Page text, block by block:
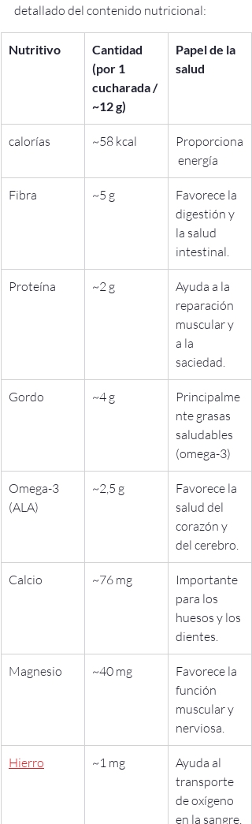
detallado del contenido nutricional:
Nutritivo
Cantidad
(por 1
cucharada /
~12 g)
Papel de la
salud
calorías ~58 kcal
Proporciona
energía
Fibra ~5 g
Favorece la
digestión y
la salud
intestinal.
Proteína ~2 g
Ayuda a la
reparación
muscular y
a la
saciedad.
Gordo ~4 g
Principalme
nte grasas
saludables
(omega-3)
Omega-3
(ALA)
~2,5 g
Favorece la
salud del
corazón y
del cerebro.
Calcio ~76 mg
Importante
para los
huesos y los
dientes.
Magnesio ~40 mg
Favorece la
función
muscular y
nerviosa.
Hierro ~1 mg
Ayuda al
transporte
de oxígeno
en la sangre.